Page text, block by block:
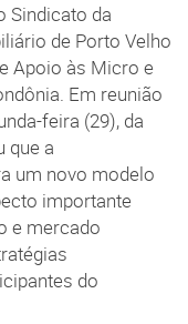
Sindicato da
de Porto Velho
Apoio às Micro e
Em reunião
feira (29), da
que a
um novo modelo
importante
e mercado
do